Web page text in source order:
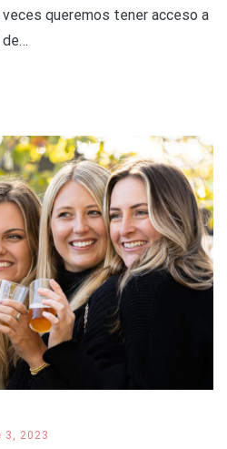
queremos tener acceso a
de…
3, 2023